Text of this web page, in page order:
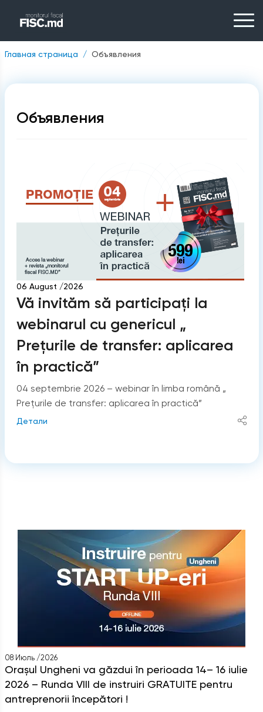
Главная страница Объявления
Объявления
06 August /2026
Vă invităm să participați la
webinarul cu genericul „
Prețurile de transfer: aplicarea
în practică”
04 septembrie 2026 – webinar în limba română „
Prețurile de transfer: aplicarea în practică”
Детали
08 Июль /2026
Orașul Ungheni va găzdui în perioada 14– 16 iulie
2026 – Runda VIII de instruiri GRATUITE pentru
antreprenorii începători !